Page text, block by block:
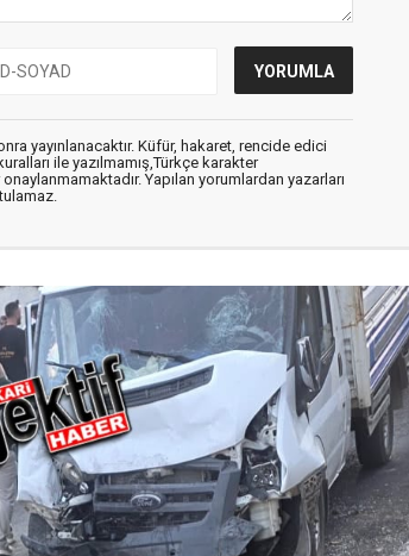
yayınlanacaktır. Küfür, hakaret, rencide edici
ile yazılmamış,Türkçe karakter
Yapılan yorumlardan yazarları